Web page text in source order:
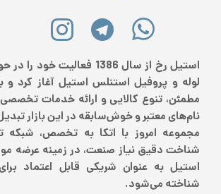
استیل رخ از سال 1386 فعالیت
لوله و پروفیل استنلس استیل آغاز کرد و
مطمئن، تنوع کالایی و ارائه خدمات تخصصی
نام‌های معتبر و خوش‌سابقه در این بازار
مجموعه امروز با اتکا به تخصص، شبکه
شناخت دقیق نیاز صنعت، در زمینه عرضه
استیل به عنوان شریکی قابل اعتماد
شناخته می‌شود.